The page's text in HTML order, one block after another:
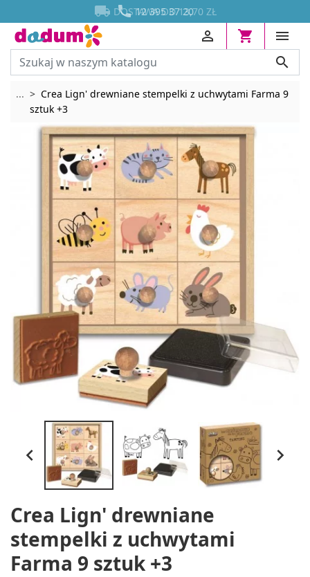

 DOSTAWA OD 13,70 ZŁ






... Rozwiń breadcrumbs
Crea Lign' drewniane stempelki z uchwytami Farma 9
sztuk +3
 
Crea Lign' drewniane
stempelki z uchwytami
Farma 9 sztuk +3